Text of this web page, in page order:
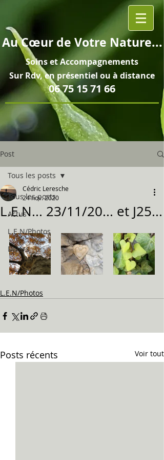
AuCœurde Votre Nature...
Soins etAccompagnements
Sur Rdv, en présentiel ou à distance
06 75 15 71 66
Post
Tous les posts
Actus
L.E.N/Photos
Divers
Tous les posts
L.E.N... 23/11/20... et J25...
Cédric Leresche
24 nov. 2020
L.E.N/Photos
Posts récents Voir tout